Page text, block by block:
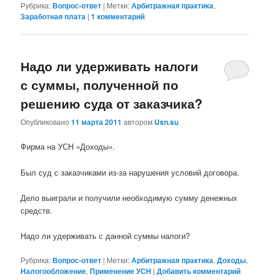
Рубрика:Вопрос-ответ | Метки:Арбитражная практика,
Заработная плата |1 комментарий
Надо ли удерживать налоги
с суммы, полученной по
решению суда от заказчика?
Опубликовано11 марта 2011 автором Usn.su
Фирма на УСН «Доходы».
Был суд с заказчиками из-за нарушения условий договора.
Дело выиграли и получили необходимую сумму денежных
средств.
Надо ли удерживать с данной суммы налоги?
Рубрика:Вопрос-ответ | Метки:Арбитражная практика,Доходы,
Налогообложение,Применение УСН |Добавить комментарий